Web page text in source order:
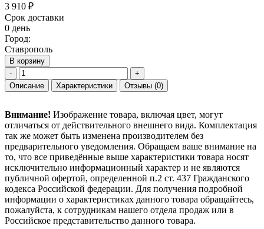
3 910 ₽
Срок доставки
0 день
Город:
Ставрополь
В корзину
-
+
Описание
Характеристики Отзывы (0)
Внимание! Изображение товара, включая цвет, могут
отличаться от действительного внешнего вида. Комплектация
так же может быть изменена производителем без
предварительного уведомления. Обращаем ваше внимание на
то, что все приведённые выше характеристики товара носят
исключительно информационный характер и не являются
публичной офертой, определенной п.2 ст. 437 Гражданского
кодекса Российской федерации. Для получения подробной
информации о характеристиках данного товара обращайтесь,
пожалуйста, к сотрудникам нашего отдела продаж или в
Российское представительство данного товара.